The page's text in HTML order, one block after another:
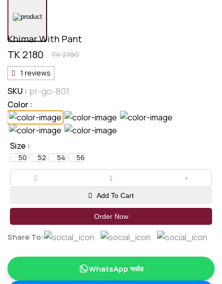
Khimar With Pant
TK 2180 TK 2180
1 reviews
SKU : pr-go-801
Color :
Size :
50 52 54 56
Add To Cart
Order Now
Share To:
WhatsApp অর্ডার